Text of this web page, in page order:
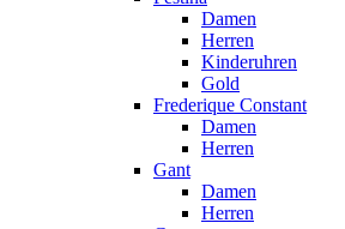
Damen
Herren
Kinderuhren
Gold
Frederique Constant
Damen
Herren
Gant
Damen
Herren